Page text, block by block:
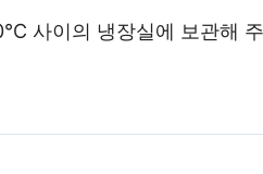
사이의 냉장실에 보관해